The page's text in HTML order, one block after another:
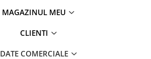
MAGAZINUL MEU
CLIENTI
DATE COMERCIALE